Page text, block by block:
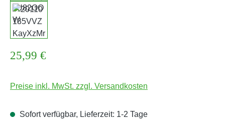
Regulärer Preis:
25,99 €
Preise inkl. MwSt. zzgl. Versandkosten
Sofort verfügbar, Lieferzeit: 1-2 Tage